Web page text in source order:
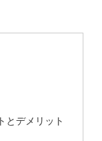
とデメリット